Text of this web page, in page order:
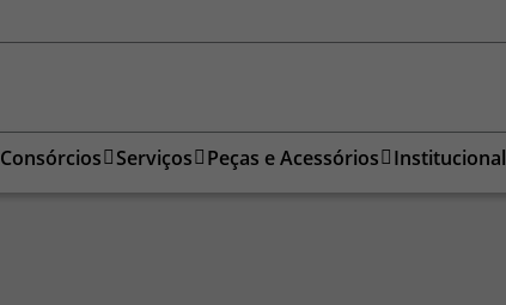
Consórcios Serviços Peças e Acessórios Institucional